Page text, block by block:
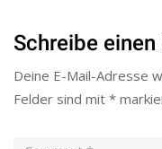
Schreibe
Deine E-Mail-Adresse
Felder sind mit *